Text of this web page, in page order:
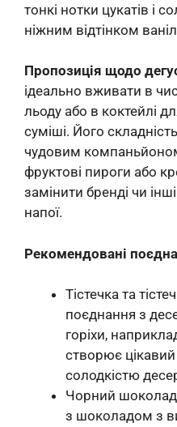
тонкі нотки цукатів і
ніжним відтінком
Пропозиція щодо
ідеально вживати в
льоду або в коктейлі
суміші. Його
чудовим
фруктові пироги або
замінити бренді чи
напої.
Рекомендовані
Тістечка та
поєднання з
горіхи,
створює
солодкістю
Чорний
з шоколадом з